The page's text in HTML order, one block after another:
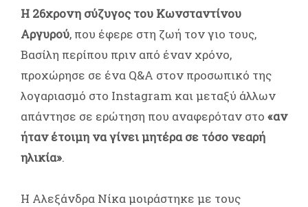
Η 26χρονη σύζυγος του Κωνσταντίνου
Αργυρού, που έφερε στη ζωή τον γιο τους,
Βασίλη περίπου πριν από έναν χρόνο,
προχώρησε σε ένα Q&A στον προσωπικό της
λογαριασμό στο Instagram και μεταξύ άλλων
απάντησε σε ερώτηση που αναφερόταν στο «αν
ήταν έτοιμη να γίνει μητέρα σε τόσο νεαρή
ηλικία».
Η Αλεξάνδρα Νίκα μοιράστηκε με τους